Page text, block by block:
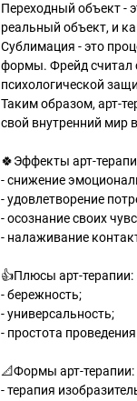
Переходный объект -
реальный объект, и
Сублимация - это
формы. Фрейд считал
психологической
Таким образом, арт-
свой внутренний мир
🍀Эффекты арт-
- снижение
- удовлетворение
- осознание своих
- налаживание
👍Плюсы арт-терапии:
- бережность;
- универсальность;
- простота
📐Формы арт-терапии:
- терапия